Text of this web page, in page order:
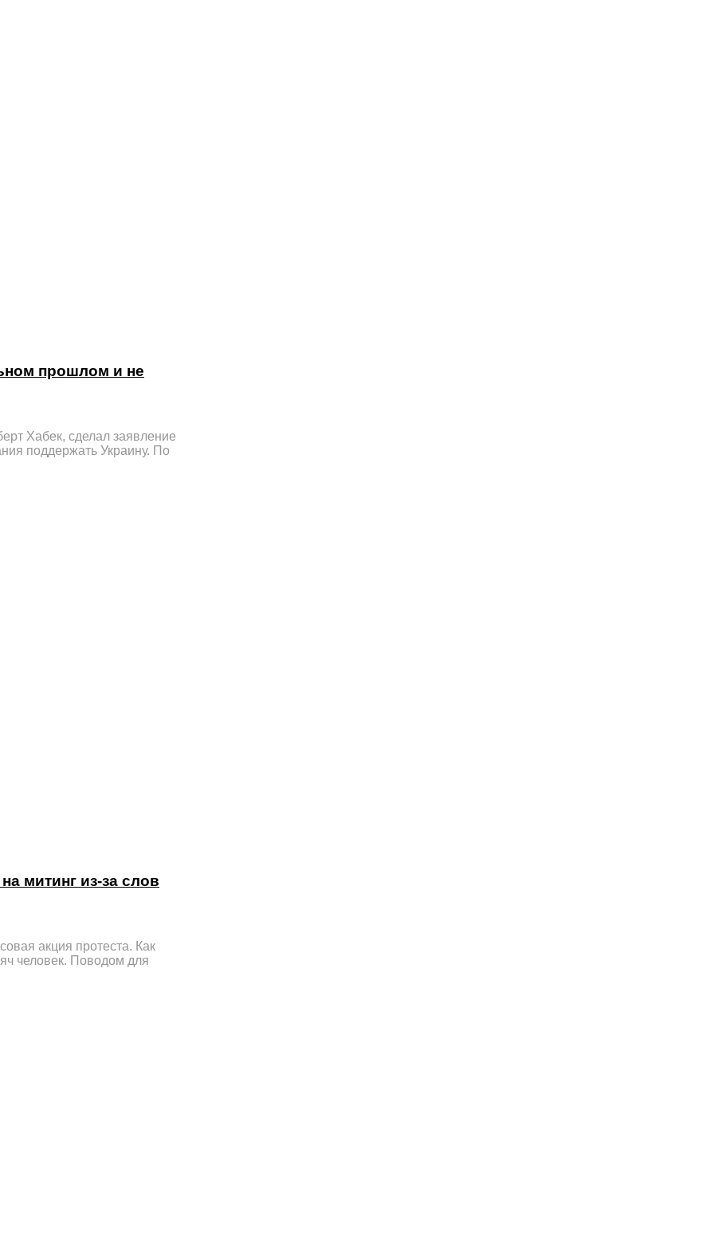
прошлом и не
Хабек, сделал заявление
поддержать Украину. По
митинг из-за слов
акция протеста. Как
человек. Поводом для